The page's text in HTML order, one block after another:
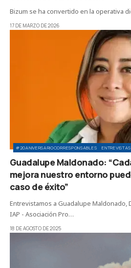
Bizum se ha convertido en la operativa
17 DE MARZO DE 2026
#20ANIVERSARIOCORRESPONSABLES ENTREVISTAS
Guadalupe Maldonado:
mejora nuestro entorno
caso de éxito”
Entrevistamos a Guadalupe Maldonado,
IAP - Asociación Pro…
18 DE AGOSTO DE 2025